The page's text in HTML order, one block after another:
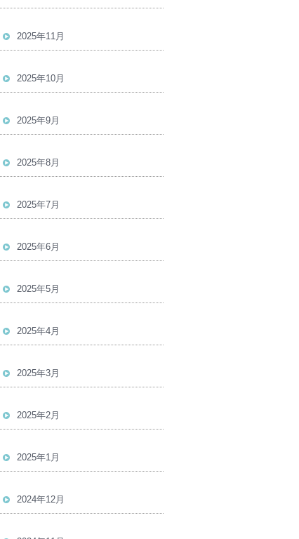
2025年11月
2025年10月
2025年9月
2025年8月
2025年7月
2025年6月
2025年5月
2025年4月
2025年3月
2025年2月
2025年1月
2024年12月